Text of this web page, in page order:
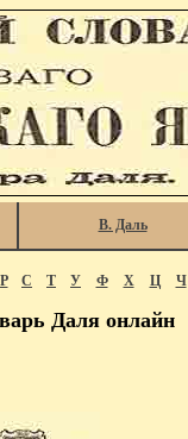
В. Даль
Р С Т У Ф Х Ц Ч
Даля онлайн